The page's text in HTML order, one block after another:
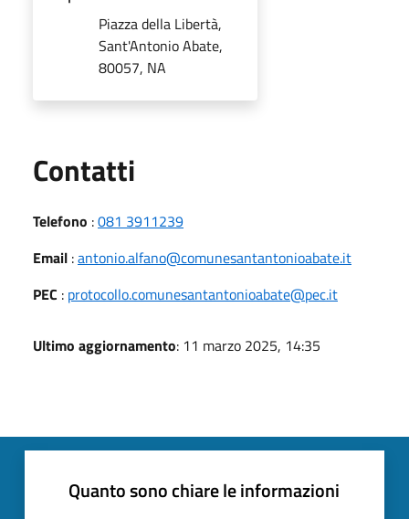
Piazza della Libertà,
Sant'Antonio Abate,
80057, NA
Contatti
Telefono :081 3911239
Email :antonio.alfano@comunesantantonioabate.it
PEC : protocollo.comunesantantonioabate@pec.it
Ultimo aggiornamento: 11 marzo 2025, 14:35
Quanto sono chiare le informazioni